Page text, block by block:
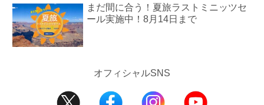
まだ間に合う！夏旅ラストミニッツセ
ール実施中！8月14日まで
オフィシャルSNS